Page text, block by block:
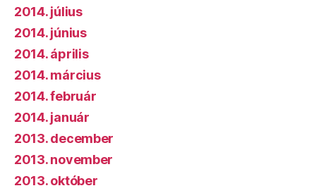
2014. július
2014. június
2014. április
2014. március
2014. február
2014. január
2013. december
2013. november
2013. október